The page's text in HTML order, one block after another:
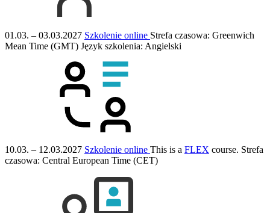
01.03. – 03.03.2027 Szkolenie online Strefa czasowa: Greenwich
Mean Time (GMT) Język szkolenia: Angielski
10.03. – 12.03.2027 Szkolenie online This is a FLEX course. Strefa
czasowa: Central European Time (CET)